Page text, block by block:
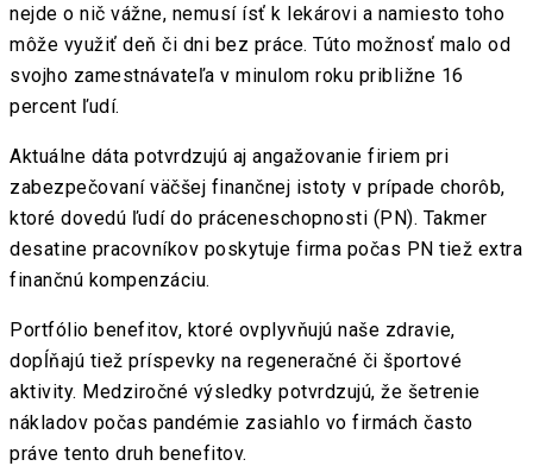
nejde o nič vážne, nemusí ísť k lekárovi a namiesto toho
môže využiť deň či dni bez práce. Túto možnosť malo od
svojho zamestnávateľa v minulom roku približne 16
percent ľudí.
Aktuálne dáta potvrdzujú aj angažovanie firiem pri
zabezpečovaní väčšej finančnej istoty v prípade chorôb,
ktoré dovedú ľudí do práceneschopnosti (PN). Takmer
desatine pracovníkov poskytuje firma počas PN tiež extra
finančnú kompenzáciu.
Portfólio benefitov, ktoré ovplyvňujú naše zdravie,
dopĺňajú tiež príspevky na regeneračné či športové
aktivity. Medziročné výsledky potvrdzujú, že šetrenie
nákladov počas pandémie zasiahlo vo firmách často
práve tento druh benefitov.